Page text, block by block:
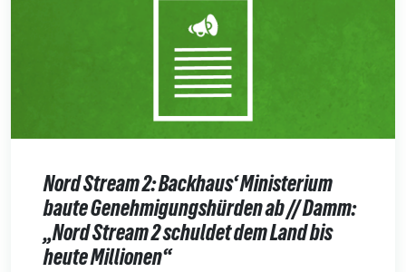
Nord Stream 2: Backhaus‘ Ministerium
baute Genehmigungshürden ab // Damm:
„Nord Stream 2 schuldet dem Land bis
heute Millionen“